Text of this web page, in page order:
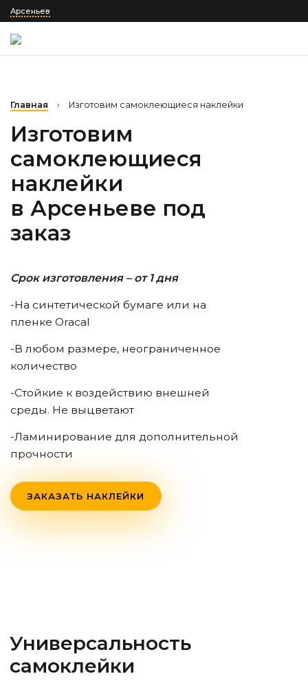
Арсеньев
Главная › Изготовим самоклеющиеся наклейки
Изготовим
самоклеющиеся
наклейки
в Арсеньеве под
заказ
Срок изготовления – от 1 дня
-На синтетической бумаге или на
пленке Oracal
-В любом размере, неограниченное
количество
-Стойкие к воздействию внешней
среды. Не выцветают
-Ламинирование для дополнительной
прочности
ЗАКАЗАТЬ НАКЛЕЙКИ
Универсальность
самоклейки